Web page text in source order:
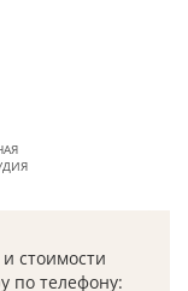
стоимости
по телефону: